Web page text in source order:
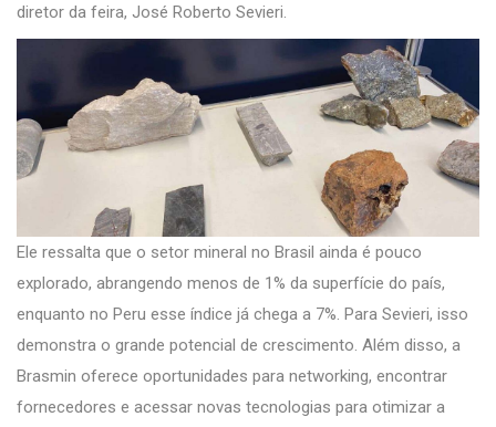
diretor da feira, José Roberto Sevieri.
Ele ressalta que o setor mineral no Brasil ainda é pouco
explorado, abrangendo menos de 1% da superfície do país,
enquanto no Peru esse índice já chega a 7%. Para Sevieri, isso
demonstra o grande potencial de crescimento. Além disso, a
Brasmin oferece oportunidades para networking, encontrar
fornecedores e acessar novas tecnologias para otimizar a